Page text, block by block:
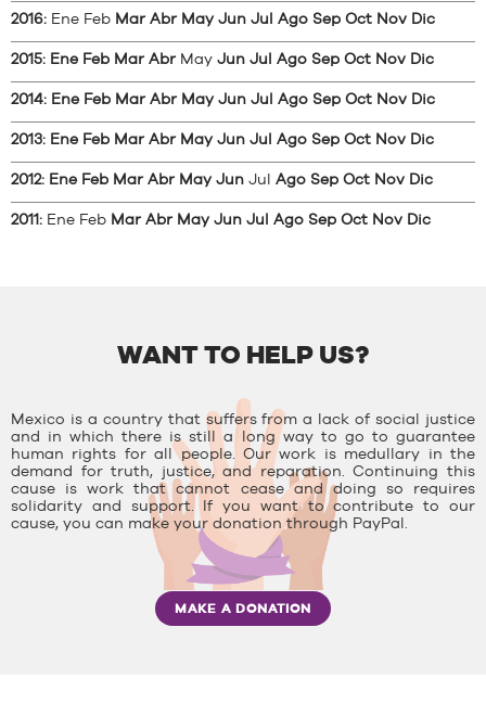
2016: Ene Feb Mar Abr May Jun Jul Ago Sep Oct Nov Dic
2015: Ene Feb Mar Abr May Jun Jul Ago Sep Oct Nov Dic
2014: Ene Feb Mar Abr May Jun Jul Ago Sep Oct Nov Dic
2013: Ene Feb Mar Abr May Jun Jul Ago Sep Oct Nov Dic
2012: Ene Feb Mar Abr May Jun Jul Ago Sep Oct Nov Dic
2011: Ene Feb Mar Abr May Jun Jul Ago Sep Oct Nov Dic
WANT TO HELP US?
Mexico is a country that suffers from a lack of social justice
and in which there is still a long way to go to guarantee
human rights for all people. Our work is medullary in the
demand for truth, justice, and reparation. Continuing this
cause is work that cannot cease and doing so requires
solidarity and support. If you want to contribute to our
cause, you can make your donation through PayPal.
MAKE A DONATION